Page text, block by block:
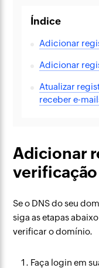
Índice
Adicionar
Adicionar
Atualizar
receber e-
Adicionar
verificação
Se o DNS do seu
siga as etapas
verificar o domínio.
Faça login em